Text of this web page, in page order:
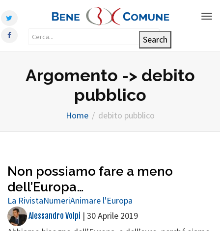
Argomento -> debito
pubblico
Home debito pubblico
Non possiamo fare a meno
dell’Europa…
La RivistaNumeriAnimare l'Europa
Alessandro Volpi | 30 Aprile 2019